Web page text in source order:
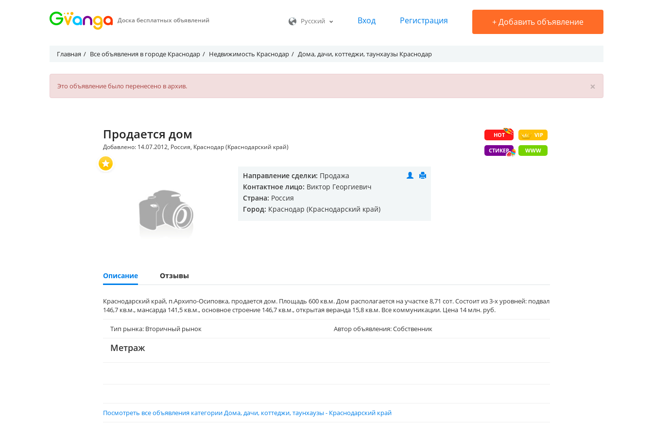
Доска бесплатных объявлений Русский Вход Регистрация +Добавить объявление
Главная Все объявления в городе Краснодар Недвижимость Краснодар Дома, дачи, коттеджи, таунхаузы Краснодар
×
Это объявление было перенесено в архив.
HOT VIP
СТИКЕР WWW
Продается дом
Добавлено: 14.07.2012, Россия, Краснодар (Краснодарский край)
Направление сделки: Продажа
Контактное лицо: Виктор Георгиевич
Страна: Россия
Город: Краснодар (Краснодарский край)
Описание Отзывы
Краснодарский край, п.Архипо-Осиповка, продается дом. Площадь 600 кв.м. Дом располагается на участке 8,71 сот. Состоит из 3-х уровней: подвал
146,7 кв.м., мансарда 141,5 кв.м., основное строение 146,7 кв.м., открытая веранда 15,8 кв.м. Все коммуникации. Цена 14 млн. руб.
Тип рынка: Вторичный рынок Автор объявления: Собственник
Метраж
Посмотреть все объявления категории Дома, дачи, коттеджи, таунхаузы - Краснодарский край